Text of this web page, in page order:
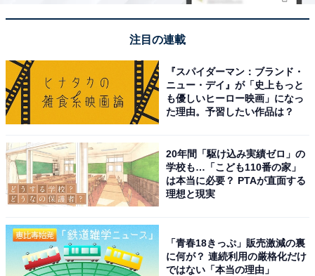
こちらもおすすめ
【沖縄県】「インバウンド人気観光地」ランキ
ング！ 2位「万座毛」、1位は？
注目の連載
『スパイダーマン：ブランド・
ニュー・デイ』が「史上もっと
も優しいヒーロー映画」になっ
た理由。予習したい作品は？
20年間「駆け込み実績ゼロ」の
学校も…「こども110番の家」
は本当に必要？ PTAが直面する
理想と現実
「青春18きっぷ」販売激減の裏
に何が？ 連続利用の厳格化だけ
ではない「本当の理由」